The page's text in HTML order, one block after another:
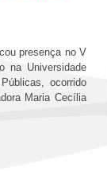
presença no V
na Universidade
ocorrido
Maria Cecília